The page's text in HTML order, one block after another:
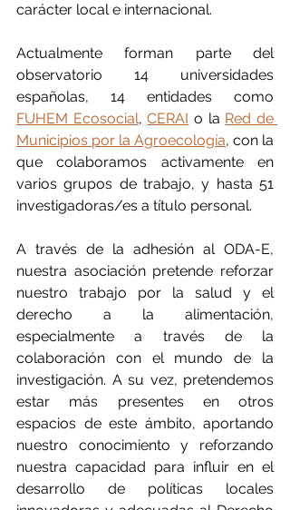
carácter local e internacional.
Actualmente forman parte del
observatorio 14 universidades
FUHEM Ecosocial, CERAI o la Red de
Municipios por la Agroecología, con la
que colaboramos activamente en
varios grupos de trabajo, y hasta 51
investigadoras/es a título personal.
A través de la adhesión al ODA-E,
nuestra asociación pretende reforzar
nuestro trabajo por la salud y el
derecho a la alimentación,
especialmente a través de la
colaboración con el mundo de la
investigación. A su vez, pretendemos
estar más presentes en otros
espacios de este ámbito, aportando
nuestro conocimiento y reforzando
nuestra capacidad para influir en el
desarrollo de políticas locales